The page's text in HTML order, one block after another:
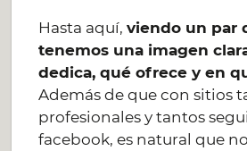
Hasta aquí,viendo un par
tenemos una imagen
dedica, qué ofrece y en
Además de que con sitios
profesionales y tantos
facebook, es natural que